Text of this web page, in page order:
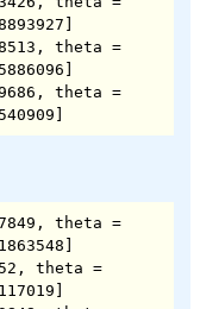
theta =
theta =
theta =
theta =